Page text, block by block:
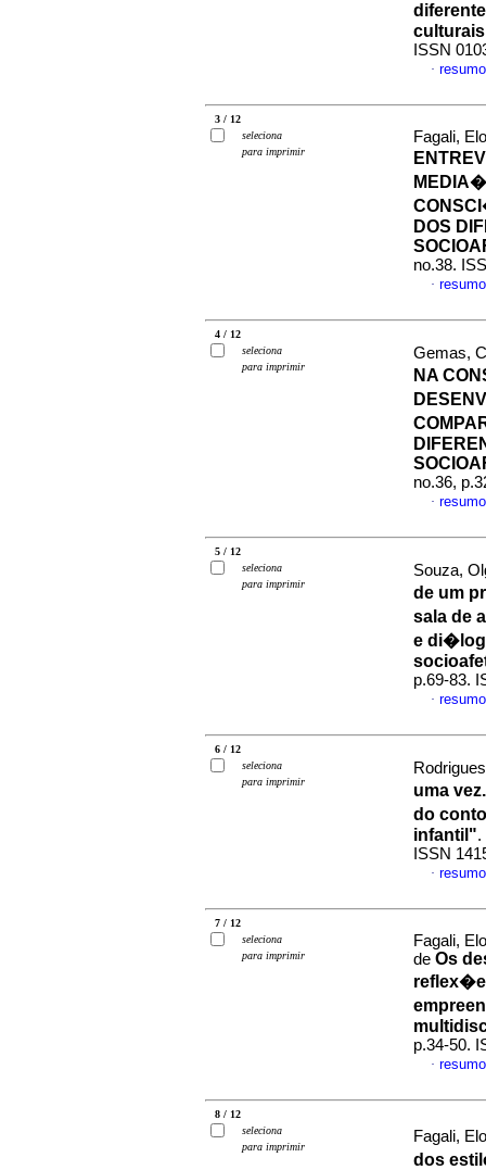
culturais
ISSN
·
3 / 12
seleciona
para imprimir
Fagali,
DOS
no.38.
·
4 / 12
seleciona
para imprimir
Gemas,
NA
no.36,
·
5 / 12
seleciona
para imprimir
Souza,
de um
sala de
e
p.69-83.
·
6 / 12
seleciona
para imprimir
uma
do
infantil".
ISSN
·
7 / 12
seleciona
para imprimir
Fagali,
de Os
p.34-50.
·
8 / 12
seleciona
para imprimir
Fagali,
dos